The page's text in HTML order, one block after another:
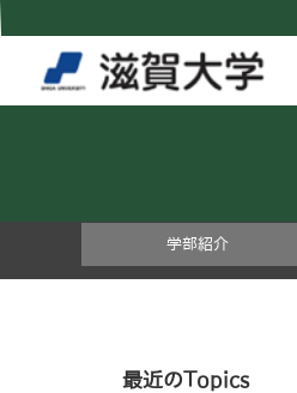
学部紹介
最近のTopics